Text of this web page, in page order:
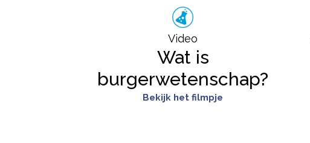
Video
Wat is
burgerwetenschap?
Bekijk het filmpje